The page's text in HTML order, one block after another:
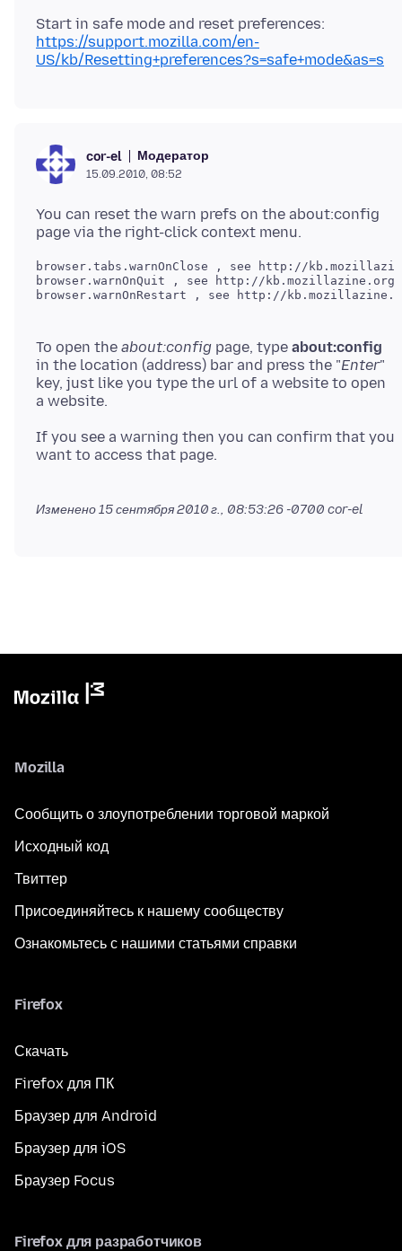
https://support.mozilla.com/en-
US/kb/Resetting+preferences?s=safe+mode&as=s
cor-el Модератор
15.09.2010, 08:52
You can reset the warn prefs on the about:config
browser.tabs.warnOnClose , see http://
browser.warnOnQuit , see http://kb.mozillazine.org/
To open the about:config page, type about:config
in the location (address) bar and press the "Enter"
key, just like you type the url of a website to open
a website.
If you see a warning then you can confirm that you
want to access that page.
Изменено15 сентября 2010 г., 08:53:26 -0700 cor-el
Mozilla
Сообщить о злоупотреблении торговой маркой
Исходный код
Твиттер
Присоединяйтесь к нашему сообществу
Ознакомьтесь с нашими статьями справки
Firefox
Скачать
Firefox для ПК
Браузер для Android
Браузер для iOS
Браузер Focus
Firefox для разработчиков